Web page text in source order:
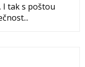
I tak s poštou